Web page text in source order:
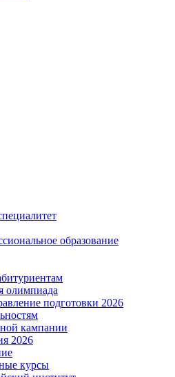
образование
олимпиада
подготовки 2026
кампании
2026
курсы